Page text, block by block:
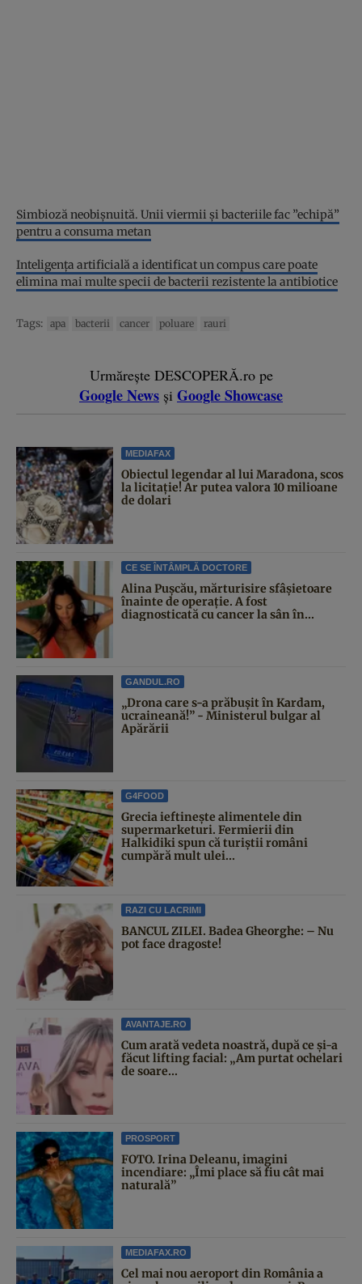
Simbioză neobişnuită. Unii viermii şi bacteriile fac ”echipă”
pentru a consuma metan
Inteligenţa artificială a identificat un compus care poate
elimina mai multe specii de bacterii rezistente la antibiotice
Tags: apa bacterii cancer poluare rauri
Urmărește DESCOPERĂ.ro pe
Google News și Google Showcase
MEDIAFAX
Obiectul legendar al lui Maradona, scos
la licitație! Ar putea valora 10 milioane
de dolari
CE SE ÎNTÂMPLĂ DOCTORE
Alina Pușcău, mărturisire sfâșietoare
înainte de operație. A fost
diagnosticată cu cancer la sân în...
GANDUL.RO
„Drona care s-a prăbușit în Kardam,
ucraineană!” - Ministerul bulgar al
Apărării
G4FOOD
Grecia ieftinește alimentele din
supermarketuri. Fermierii din
Halkidiki spun că turiștii români
cumpără mult ulei...
RAZI CU LACRIMI
BANCUL ZILEI. Badea Gheorghe: – Nu
pot face dragoste!
AVANTAJE.RO
Cum arată vedeta noastră, după ce și-a
făcut lifting facial: „Am purtat ochelari
de soare...
PROSPORT
FOTO. Irina Deleanu, imagini
incendiare: „Îmi place să fiu cât mai
naturală”
MEDIAFAX.RO
Cel mai nou aeroport din România a